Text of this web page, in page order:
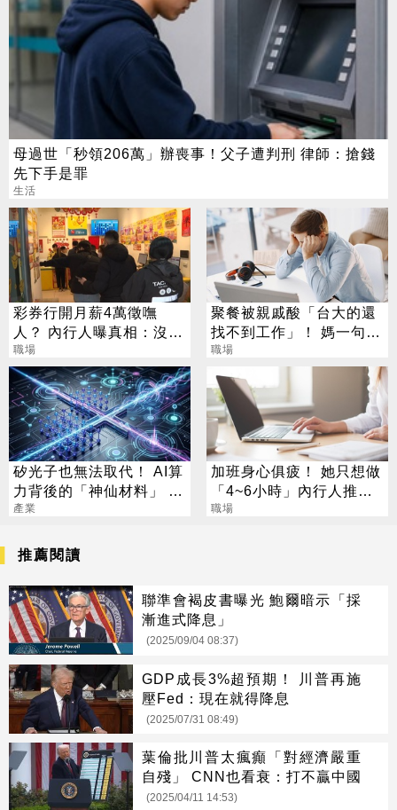
母過世「秒領206萬」辦喪事！父子遭判刑 律師：搶錢
先下手是罪
生活
彩券行開月薪4萬徵嘸
人？ 內行人曝真相：沒想
像中輕鬆
職場
聚餐被親戚酸「台大的還
找不到工作」！ 媽一句神
回戰場秒靜音
職場
矽光子也無法取代！ AI算
力背後的「神仙材料」 這
幾家默默爆賺
產業
加班身心俱疲！ 她只想做
「4~6小時」內行人推這
行：月收10萬
職場
推薦閱讀
聯準會褐皮書曝光 鮑爾暗示「採
漸進式降息」
(2025/09/04 08:37)
GDP成長3%超預期！ 川普再施
壓Fed：現在就得降息
(2025/07/31 08:49)
葉倫批川普太瘋癲「對經濟嚴重
自殘」 CNN也看衰：打不贏中國
(2025/04/11 14:53)